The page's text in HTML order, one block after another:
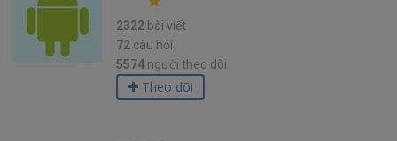
2322 bài viết
72 câu hỏi
5574 người theo dõi
Theo dõi